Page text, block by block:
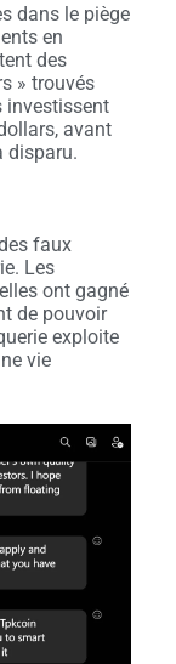
dans le piège
en
des
» trouvés
investissent
avant
disparu.
faux
Les
ont gagné
de pouvoir
exploite
vie